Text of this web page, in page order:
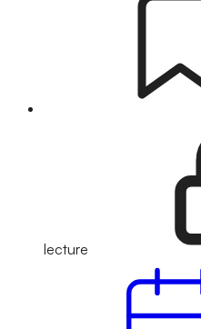
lecture